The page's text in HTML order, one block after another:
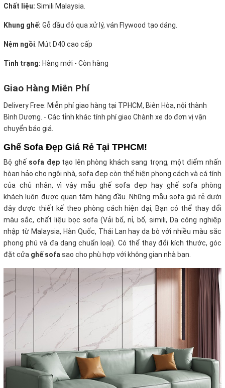
Chất liệu: Simili Malaysia.
Khung ghế: Gỗ dầu đỏ qua xử lý, ván Flywood tạo dáng.
Nệm ngồi: Mút D40 cao cấp
Tình trạng: Hàng mới - Còn hàng
Giao Hàng Miễn Phí
Delivery Free: Miễn phí giao hàng tại TPHCM, Biên Hòa, nội thành
Bình Dương. - Các tỉnh khác tính phí giao Chành xe do đơn vị vận
chuyển báo giá.
Ghế Sofa Đẹp Giá Rẻ Tại TPHCM!
Bộ ghế sofa đẹptạo lên phòng khách sang trọng, một điểm nhấn
hòan hảo cho ngôi nhà, sofa đẹp còn thể hiện phong cách và cá tính
của chủ nhân, vì vậy mẫu ghế sofa đẹp hay ghế sofa phòng
khách luôn được quan tâm hàng đầu. Những mẫu sofa giá rẻ dưới
đây được thiết kế theo phòng cách hiện đại, Bạn có thể thay đổi
màu sắc, chất liệu bọc sofa (Vải bố, nỉ, bố, simili, Da công nghiệp
nhập từ Malaysia, Hàn Quốc, Thái Lan hay da bò với nhiều màu sắc
phong phú và đa dạng chuẩn loại). Có thể thay đổi kích thước, góc
đặt cửa ghế sofasao cho phù hợp với không gian nhà bạn.